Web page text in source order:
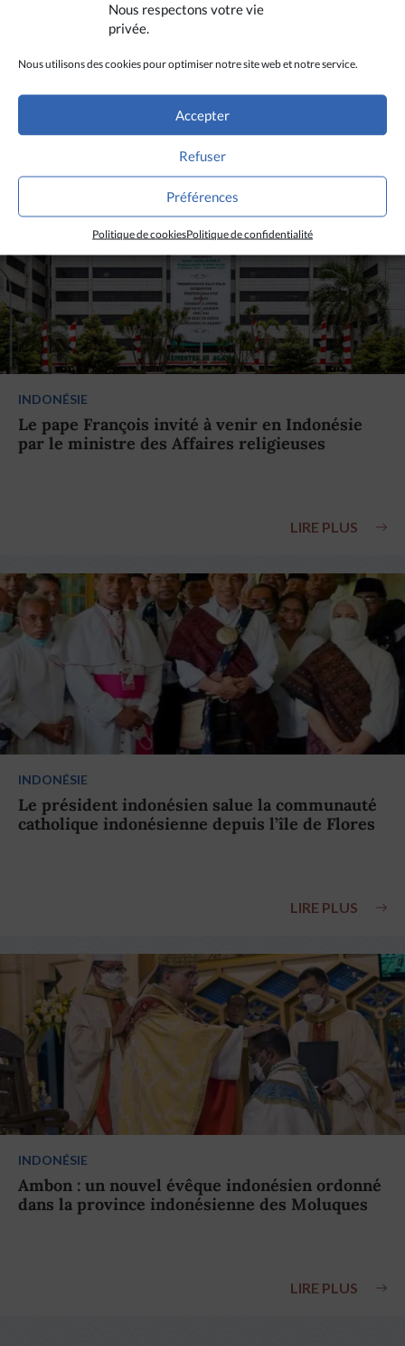
Nous respectons votre vie
privée.
Nous utilisons des cookies pour optimiser notre site web et notre service.
Accepter
Refuser
Préférences
Politique de cookiesPolitique de confidentialité
tous les diocèses indonésiens ont désormais
INDONÉSIE
Le pape François invité à venir en Indonésie
par le ministre des Affaires religieuses
LIRE PLUS
INDONÉSIE
Le président indonésien salue la communauté
catholique indonésienne depuis l’île de Flores
LIRE PLUS
INDONÉSIE
Ambon : un nouvel évêque indonésien ordonné
dans la province indonésienne des Moluques
LIRE PLUS